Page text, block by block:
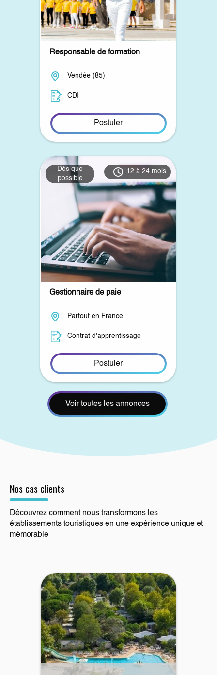
Responsable de formation
Vendée (85)
CDI
Postuler
Gestionnaire de paie
Partout en France
Contrat d'apprentissage
Postuler
Dès que
possible
12 à 24 mois
Voir toutes les annonces
Nos cas clients
Découvrez comment nous transformons les
établissements touristiques en une expérience unique et
mémorable